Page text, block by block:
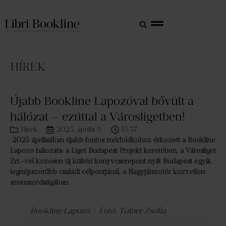
HÍREK
Újabb Bookline Lapozóval bővült a
hálózat – ezúttal a Városligetben!
Hírek 2025. április 9.
15:57
2025 áprilisában újabb fontos mérföldkőhöz érkezett a Bookline
Lapozó hálózata: a Liget Budapest Projekt keretében, a Városliget
Zrt.-vel közösen új kültéri könyvcserepont nyílt Budapest egyik
legnépszerűbb családi célpontjánál, a Nagyjátszótér közvetlen
szomszédságában.
Bookline Lapozó – Fotó: Tolner Zsófia